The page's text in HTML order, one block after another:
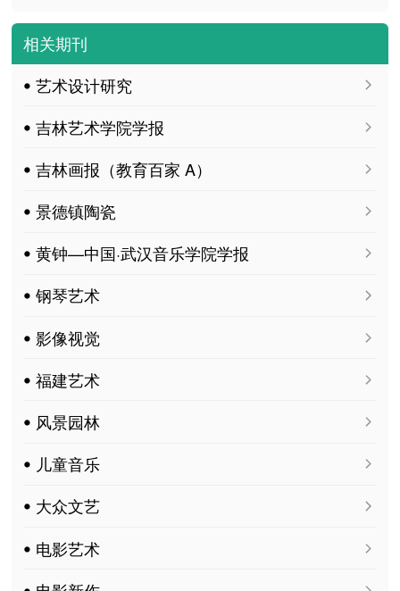
相关期刊
ꔷ 艺术设计研究
ꔷ 吉林艺术学院学报
ꔷ 吉林画报（教育百家 A）
ꔷ 景德镇陶瓷
ꔷ 黄钟—中国·武汉音乐学院学报
ꔷ 钢琴艺术
ꔷ 影像视觉
ꔷ 福建艺术
ꔷ 风景园林
ꔷ 儿童音乐
ꔷ 大众文艺
ꔷ 电影艺术